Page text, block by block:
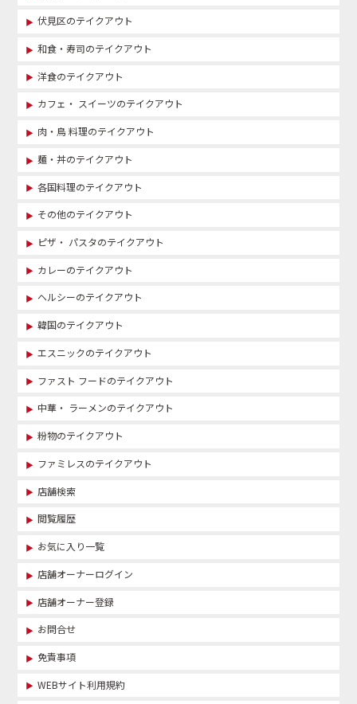
伏見区のテイクアウト
和食・寿司のテイクアウト
洋食のテイクアウト
カフェ・ スイーツのテイクアウト
肉・鳥 料理のテイクアウト
麺・丼のテイクアウト
各国料理のテイクアウト
その他のテイクアウト
ピザ・ パスタのテイクアウト
カレーのテイクアウト
ヘルシーのテイクアウト
韓国のテイクアウト
エスニックのテイクアウト
ファスト フードのテイクアウト
中華・ ラーメンのテイクアウト
粉物のテイクアウト
ファミレスのテイクアウト
店舗検索
閲覧履歴
お気に入り一覧
店舗オーナーログイン
店舗オーナー登録
お問合せ
免責事項
WEBサイト利用規約